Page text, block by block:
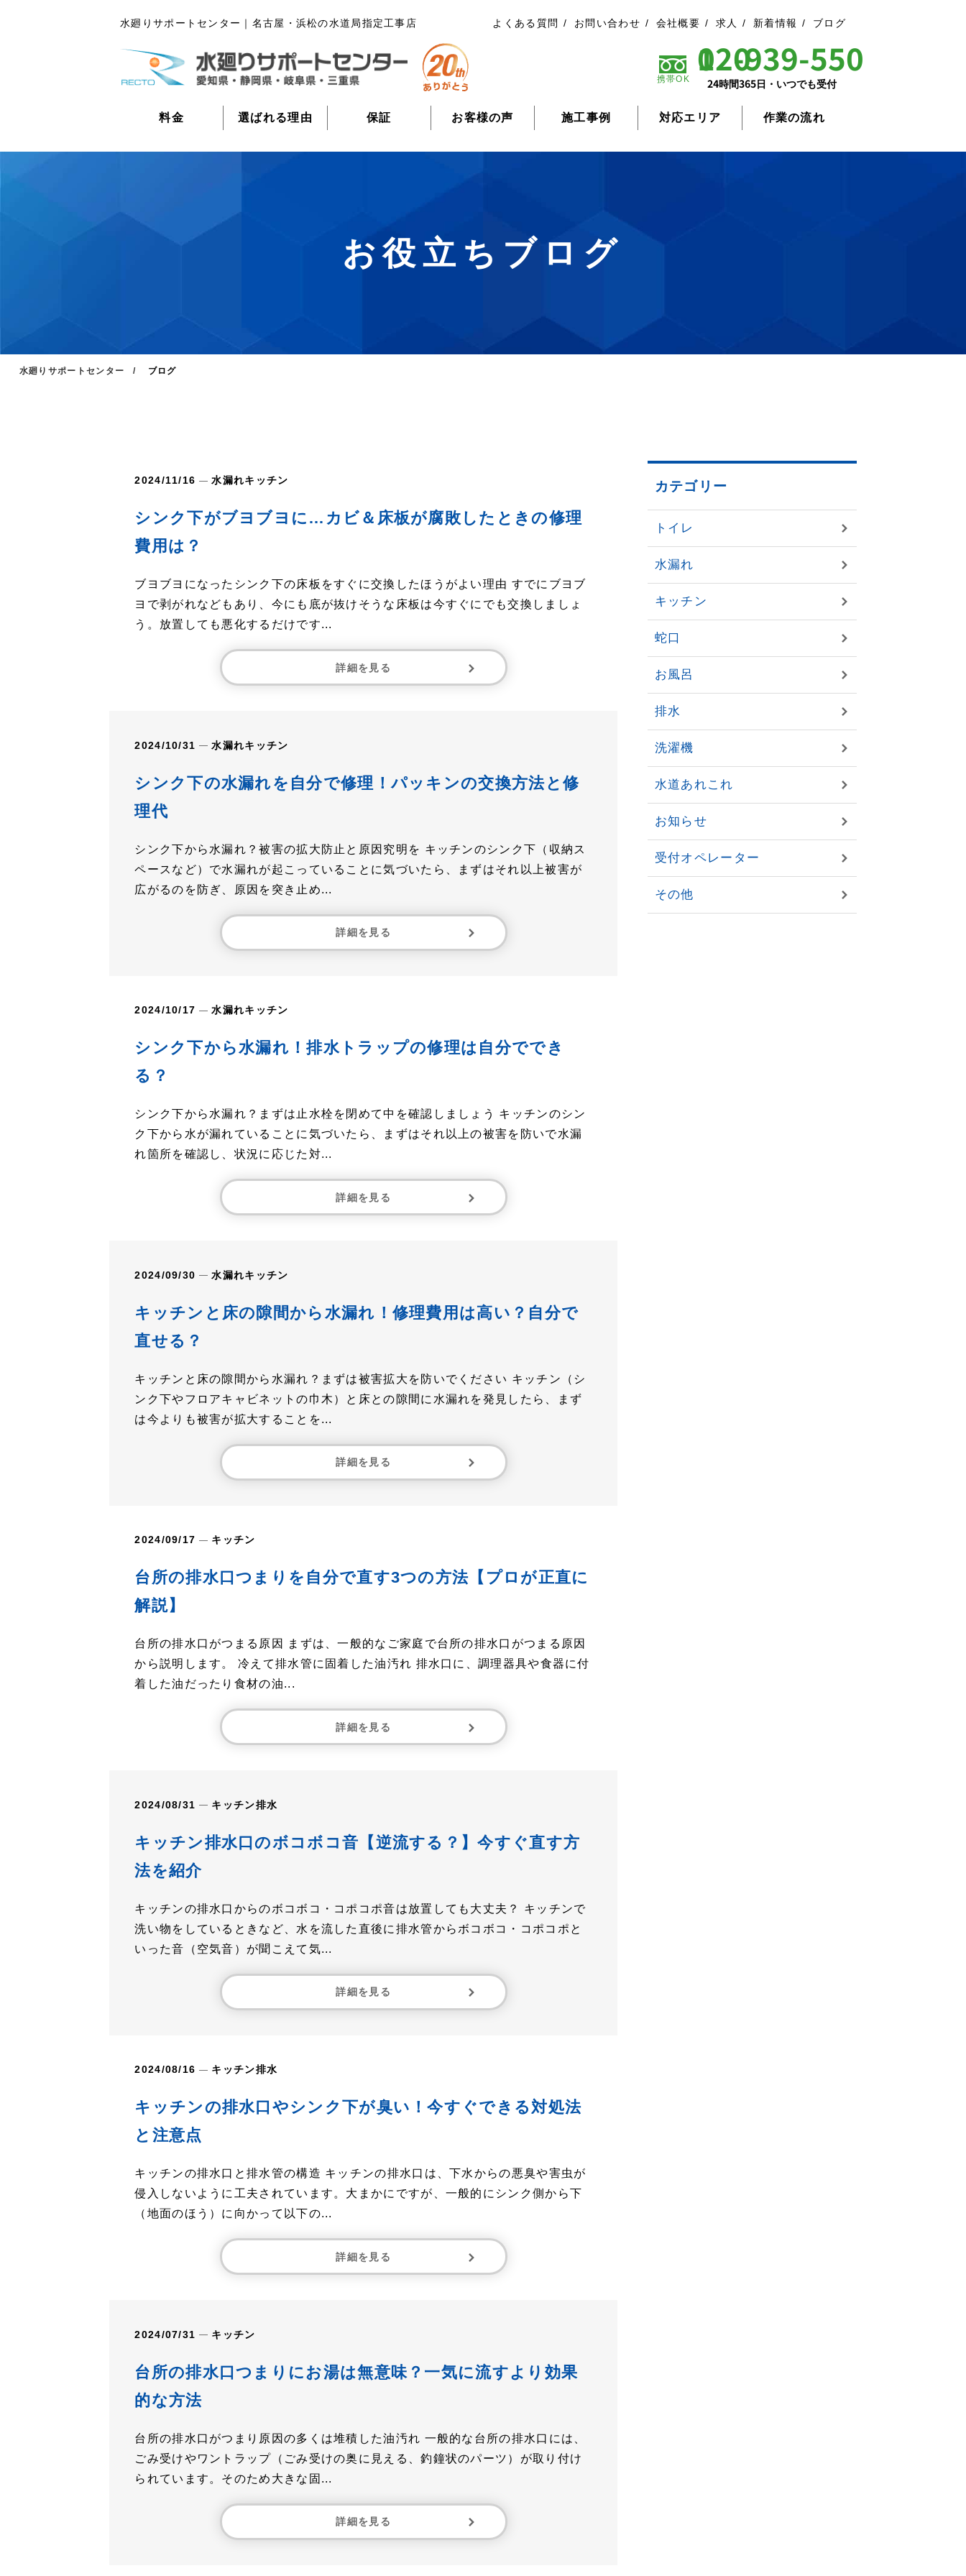
水廻りサポートセンター｜名古屋・浜松の水道局指定工事店 よくある質問 お問い合わせ 会社概要 求人 新着情報 ブログ
携帯OK
0120-939-550
24時間365日・いつでも受付
料金 選ばれる理由 保証 お客様の声 施工事例 対応エリア 作業の流れ
お役立ちブログ
水廻りサポートセンター ブログ
2024/11/16 水漏れキッチン
シンク下がブヨブヨに…カビ＆床板が腐敗したときの修理
費用は？
ブヨブヨになったシンク下の床板をすぐに交換したほうがよい理由 すでにブヨブ
ヨで剥がれなどもあり、今にも底が抜けそうな床板は今すぐにでも交換しましょ
う。放置しても悪化するだけです...
詳細を見る
2024/10/31 水漏れキッチン
シンク下の水漏れを自分で修理！パッキンの交換方法と修
理代
シンク下から水漏れ？被害の拡大防止と原因究明を キッチンのシンク下（収納ス
ペースなど）で水漏れが起こっていることに気づいたら、まずはそれ以上被害が
広がるのを防ぎ、原因を突き止め...
詳細を見る
2024/10/17 水漏れキッチン
シンク下から水漏れ！排水トラップの修理は自分ででき
る？
シンク下から水漏れ？まずは止水栓を閉めて中を確認しましょう キッチンのシン
ク下から水が漏れていることに気づいたら、まずはそれ以上の被害を防いで水漏
れ箇所を確認し、状況に応じた対...
詳細を見る
2024/09/30 水漏れキッチン
キッチンと床の隙間から水漏れ！修理費用は高い？自分で
直せる？
キッチンと床の隙間から水漏れ？まずは被害拡大を防いでください キッチン（シ
ンク下やフロアキャビネットの巾木）と床との隙間に水漏れを発見したら、まず
は今よりも被害が拡大することを...
詳細を見る
2024/09/17 キッチン
台所の排水口つまりを自分で直す3つの方法【プロが正直に
解説】
台所の排水口がつまる原因 まずは、一般的なご家庭で台所の排水口がつまる原因
から説明します。 冷えて排水管に固着した油汚れ 排水口に、調理器具や食器に付
着した油だったり食材の油...
詳細を見る
2024/08/31 キッチン排水
キッチン排水口のボコボコ音【逆流する？】今すぐ直す方
法を紹介
キッチンの排水口からのボコボコ・コポコポ音は放置しても大丈夫？ キッチンで
洗い物をしているときなど、水を流した直後に排水管からボコボコ・コポコポと
いった音（空気音）が聞こえて気...
詳細を見る
2024/08/16 キッチン排水
キッチンの排水口やシンク下が臭い！今すぐできる対処法
と注意点
キッチンの排水口と排水管の構造 キッチンの排水口は、下水からの悪臭や害虫が
侵入しないように工夫されています。大まかにですが、一般的にシンク側から下
（地面のほう）に向かって以下の...
詳細を見る
2024/07/31 キッチン
台所の排水口つまりにお湯は無意味？一気に流すより効果
的な方法
台所の排水口がつまり原因の多くは堆積した油汚れ 一般的な台所の排水口には、
ごみ受けやワントラップ（ごみ受けの奥に見える、釣鐘状のパーツ）が取り付け
られています。そのため大きな固...
詳細を見る
カテゴリー
トイレ
水漏れ
キッチン
蛇口
お風呂
排水
洗濯機
水道あれこれ
お知らせ
受付オペレーター
その他